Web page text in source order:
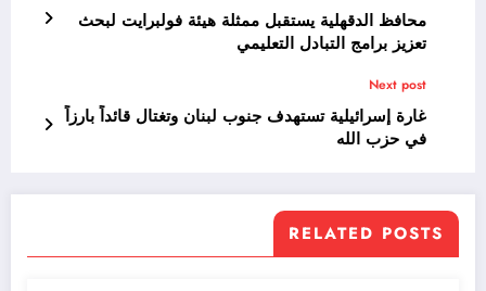
محافظ الدقهلية يستقبل ممثلة هيئة فولبرايت لبحث
تعزيز برامج التبادل التعليمي
Next post
غارة إسرائيلية تستهدف جنوب لبنان وتغتال قائداً بارزاً
في حزب الله
RELATED POSTS